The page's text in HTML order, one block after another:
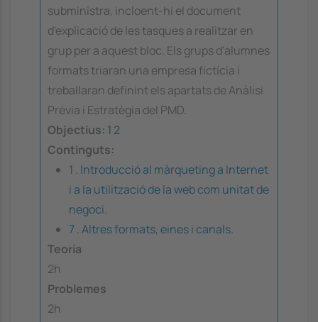
subministra, incloent-hi el document
d'explicació de les tasques a realitzar en
grup per a aquest bloc. Els grups d'alumnes
formats triaran una empresa fictícia i
treballaran definint els apartats de Anàlisi
Prèvia i Estratègia del PMD.
Objectius: 1 2
Continguts:
1 . Introducció al màrqueting a Internet
i a la utilització de la web com unitat de
negoci.
7 . Altres formats, eines i canals.
Teoria
2h
Problemes
2h